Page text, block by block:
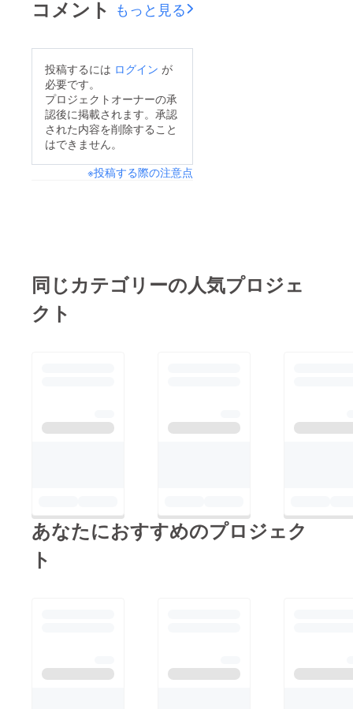
コメント もっと見る
投稿するには ログイン が
必要です。
プロジェクトオーナーの承
認後に掲載されます。承認
された内容を削除すること
はできません。
※投稿する際の注意点
同じカテゴリーの人気プロジェ
クト
あなたにおすすめのプロジェク
ト